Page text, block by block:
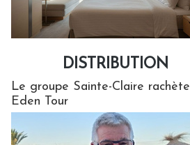
DISTRIBUTION
Le groupe Sainte-Claire rachète
Eden Tour